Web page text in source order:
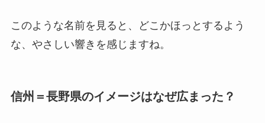
このような名前を見ると、どこかほっとするよう
な、やさしい響きを感じますね。
信州＝長野県のイメージはなぜ広まった？